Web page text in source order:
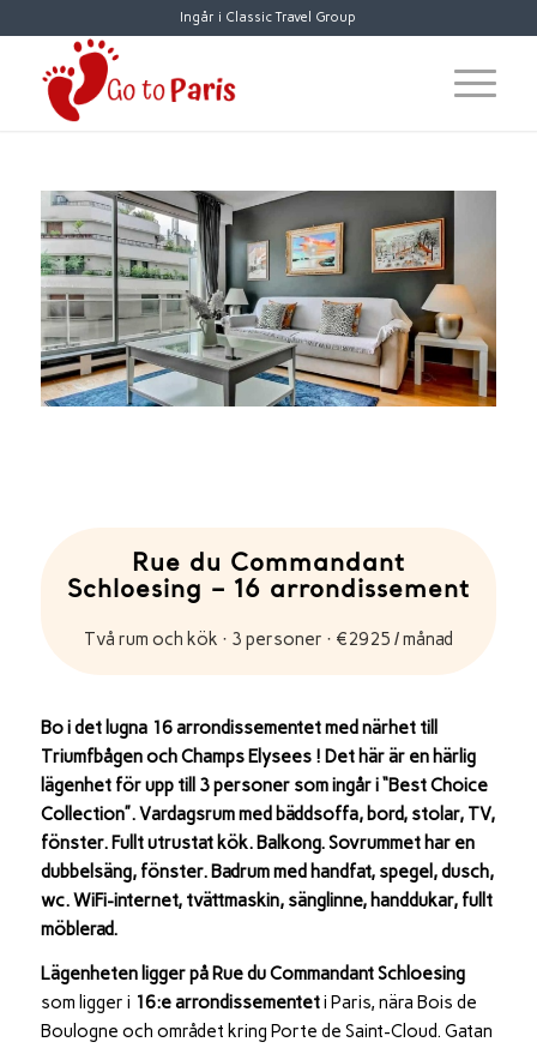
Ingår i Classic Travel Group
Rue du Commandant
Schloesing – 16 arrondissement
Två rum och kök · 3 personer · €2925 / månad
Bo i det lugna 16 arrondissementet med närhet till
Triumfbågen och Champs Elysees ! Det här är en härlig
lägenhet för upp till 3 personer som ingår i “Best Choice
Collection”. Vardagsrum med bäddsoffa, bord, stolar, TV,
fönster. Fullt utrustat kök. Balkong. Sovrummet har en
dubbelsäng, fönster. Badrum med handfat, spegel, dusch,
wc. WiFi-internet, tvättmaskin, sänglinne, handdukar, fullt
möblerad.
Lägenheten ligger på Rue du Commandant Schloesing
som ligger i 16:e arrondissementeti Paris, nära Bois de
Boulogne och området kring Porte de Saint-Cloud. Gatan